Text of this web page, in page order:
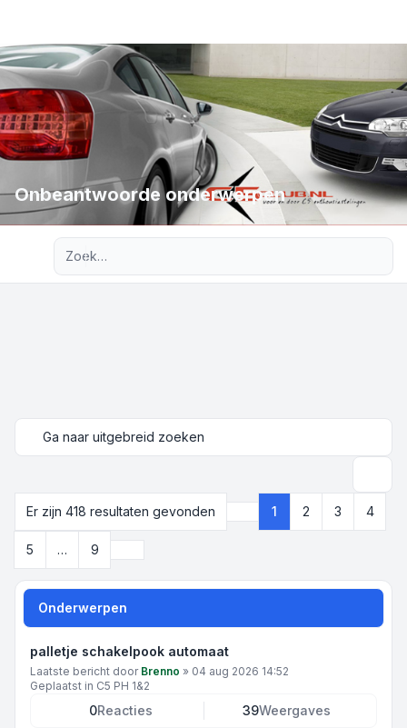
Onbeantwoorde onderwerpen
Ga naar uitgebreid zoeken
Er zijn 418 resultaten gevonden
Pagina van
1 2 3 4
5 … 9
Onderwerpen
palletje schakelpook automaat
Laatste bericht door Brenno » 04 aug 2026 14:52
Geplaatst in C5 PH 1&2
0Reacties 39Weergaves